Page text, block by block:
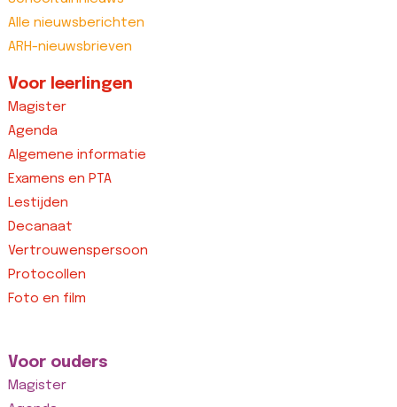
Alle nieuwsberichten
ARH-nieuwsbrieven
Voor leerlingen
Magister
Agenda
Algemene informatie
Examens en PTA
Lestijden
Decanaat
Vertrouwenspersoon
Protocollen
Foto en film
Voor ouders
Magister